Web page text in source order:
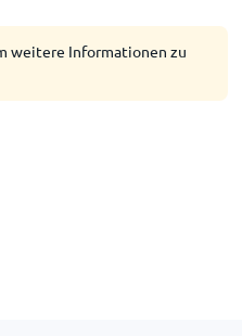
weitere Informationen zu